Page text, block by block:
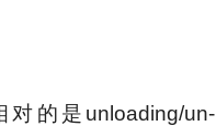
的是unloading/un-